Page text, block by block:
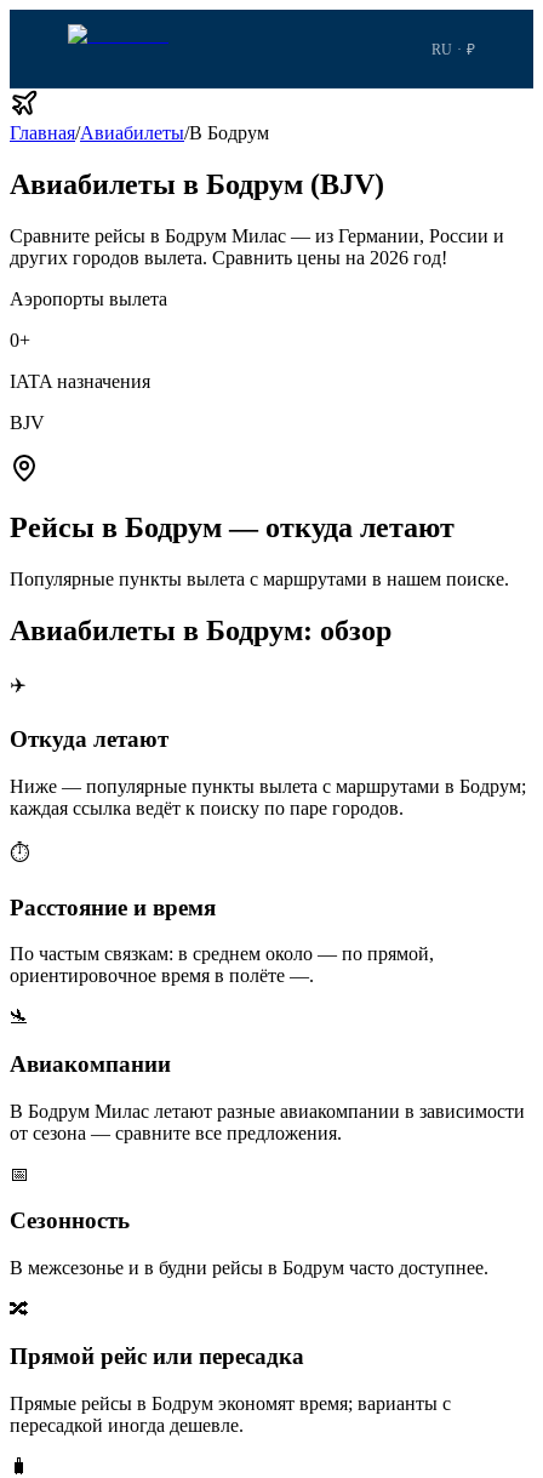
RU · ₽
Главная/Авиабилеты/В Бодрум
Авиабилеты в Бодрум (BJV)
Сравните рейсы в Бодрум Милас — из Германии, России и
других городов вылета. Сравнить цены на 2026 год!
Аэропорты вылета
0+
IATA назначения
BJV
Рейсы в Бодрум — откуда летают
Популярные пункты вылета с маршрутами в нашем поиске.
Авиабилеты в Бодрум: обзор
✈️
Откуда летают
Ниже — популярные пункты вылета с маршрутами в Бодрум;
каждая ссылка ведёт к поиску по паре городов.
⏱️
Расстояние и время
По частым связкам: в среднем около — по прямой,
ориентировочное время в полёте —.
🛬
Авиакомпании
В Бодрум Милас летают разные авиакомпании в зависимости
от сезона — сравните все предложения.
📅
Сезонность
В межсезонье и в будни рейсы в Бодрум часто доступнее.
🔀
Прямой рейс или пересадка
Прямые рейсы в Бодрум экономят время; варианты с
пересадкой иногда дешевле.
🧳